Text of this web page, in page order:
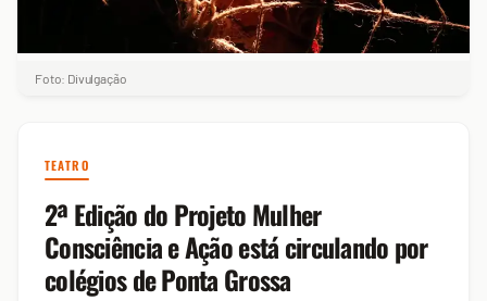
Foto: Divulgação
TEATRO
2ª Edição do Projeto Mulher
Consciência e Ação está circulando por
colégios de Ponta Grossa